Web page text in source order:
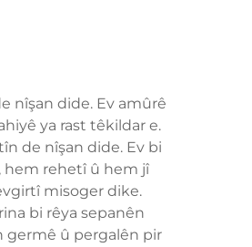
nîşan dide. Ev amûrê
ya rast têkildar e.
de nîşan dide. Ev bi
hem rehetî û hem jî
misoger dike.
bi rêya sepanên
germê û pergalên pir